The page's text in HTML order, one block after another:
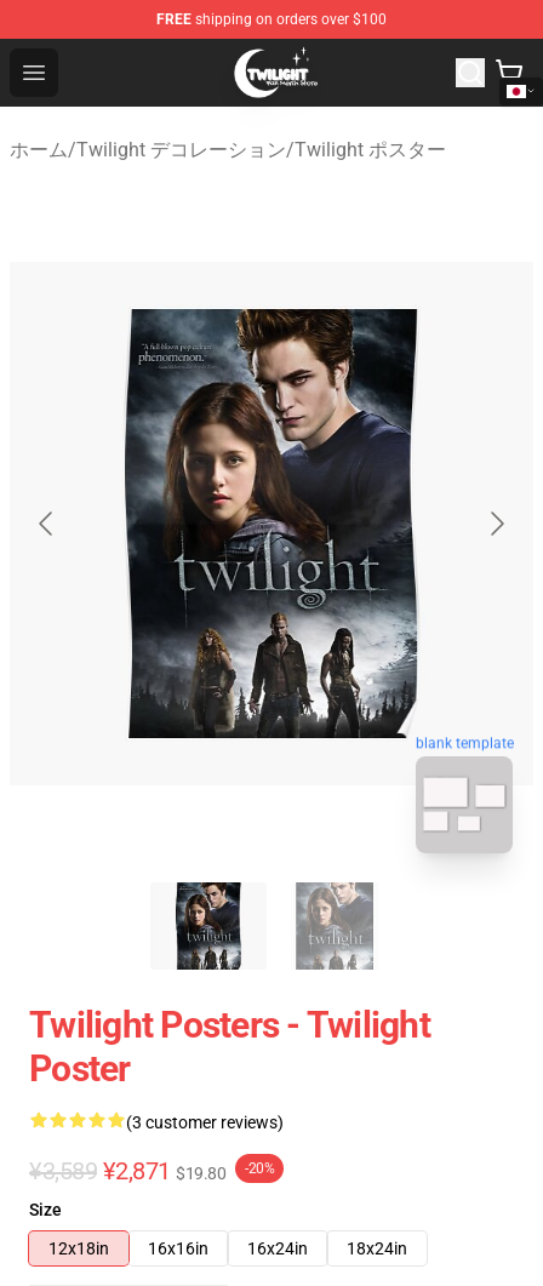
FREE shipping on orders over $100
Open menu
Twilight Store - Official Twilight Merchandise Shop
ホーム/Twilight デコレーション/Twilight ポスター
blank template
Twilight Posters - Twilight
Poster
(3 customer reviews)
¥3,589 ¥2,871 $19.80 -20%
Size
12x18in
16x16in 16x24in 18x24in